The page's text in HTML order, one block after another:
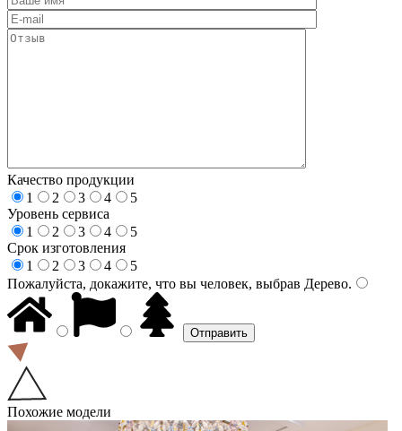
Качество продукции
1
2 3 4
5
Уровень сервиса
1
2 3 4
5
Срок изготовления
1
2 3 4
5
Пожалуйста, докажите, что вы человек, выбрав Дерево.
Похожие модели